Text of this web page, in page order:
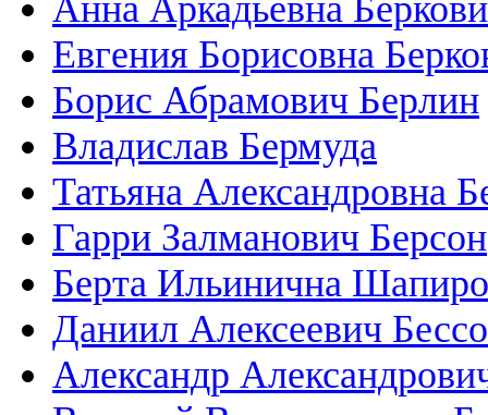
Анна Аркадьевна
Евгения Борисовна
Борис Абрамович Берлин
Владислав Бермуда
Татьяна Александровна
Гарри Залманович Берсон
Берта Ильинична Шапиро
Даниил Алексеевич
Александр